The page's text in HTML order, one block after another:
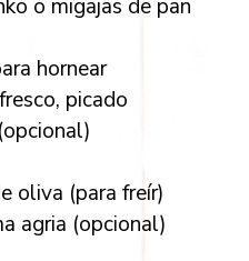
o migajas de pan
hornear
picado
oliva (para freír)
agria (opcional)